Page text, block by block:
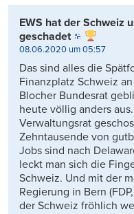
EWS hat der Schweiz
geschadet
08.06.2020 um 05:57
Das sind alles die
Finanzplatz Schweiz
Blocher Bundesrat
heute völlig anders
Verwaltungsrat
Zehntausende von
Jobs sind nach
leckt man sich die
Schweiz. Und mit der
Regierung in Bern
der Schweiz fröhlich